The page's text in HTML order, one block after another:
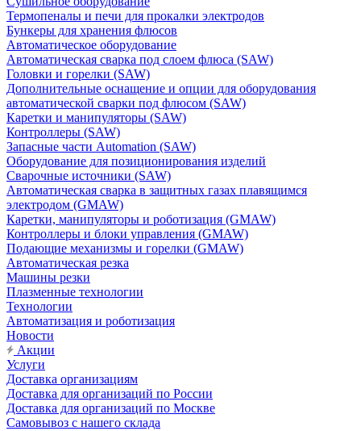
Термопеналы и печи для прокалки электродов
Бункеры для хранения флюсов
Автоматическое оборудование
Автоматическая сварка под слоем флюса (SAW)
Головки и горелки (SAW)
Дополнительные оснащение и опции для оборудования
автоматической сварки под флюсом (SAW)
Каретки и манипуляторы (SAW)
Контроллеры (SAW)
Запасные части Automation (SAW)
Оборудование для позиционирования изделий
Сварочные источники (SAW)
Автоматическая сварка в защитных газах плавящимся
электродом (GMAW)
Каретки, манипуляторы и роботизация (GMAW)
Контроллеры и блоки управления (GMAW)
Подающие механизмы и горелки (GMAW)
Автоматическая резка
Машины резки
Плазменные технологии
Технологии
Автоматизация и роботизация
Новости
Акции
Услуги
Доставка организациям
Доставка для организаций по России
Доставка для организаций по Москве
Самовывоз с нашего склада